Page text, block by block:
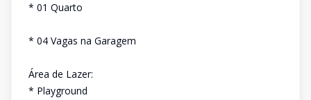
* 01 Quarto
* 04 Vagas na Garagem
Área de Lazer:
* Playground